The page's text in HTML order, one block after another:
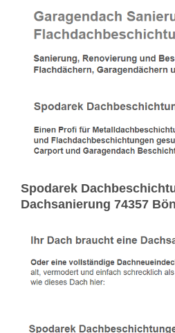
Spodarek
Dachsanierung 74357